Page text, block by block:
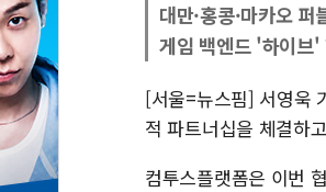
대만·홍콩·마카오
게임 백엔드 '하이브'
[서울=뉴스핌] 서영욱
적 파트너십을 체결하
컴투스플랫폼은 이번